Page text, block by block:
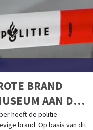
BRAND
AAN DE
heeft de politie
brand. Op basis van dit